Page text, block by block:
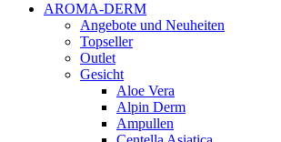
AROMA-DERM
Angebote und Neuheiten
Topseller
Outlet
Gesicht
Aloe Vera
Alpin Derm
Ampullen